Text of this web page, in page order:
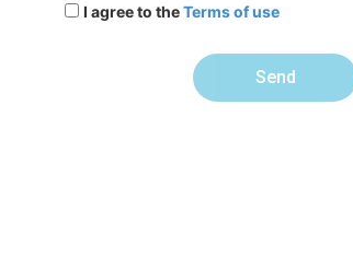
I agree to theTerms of use
Send